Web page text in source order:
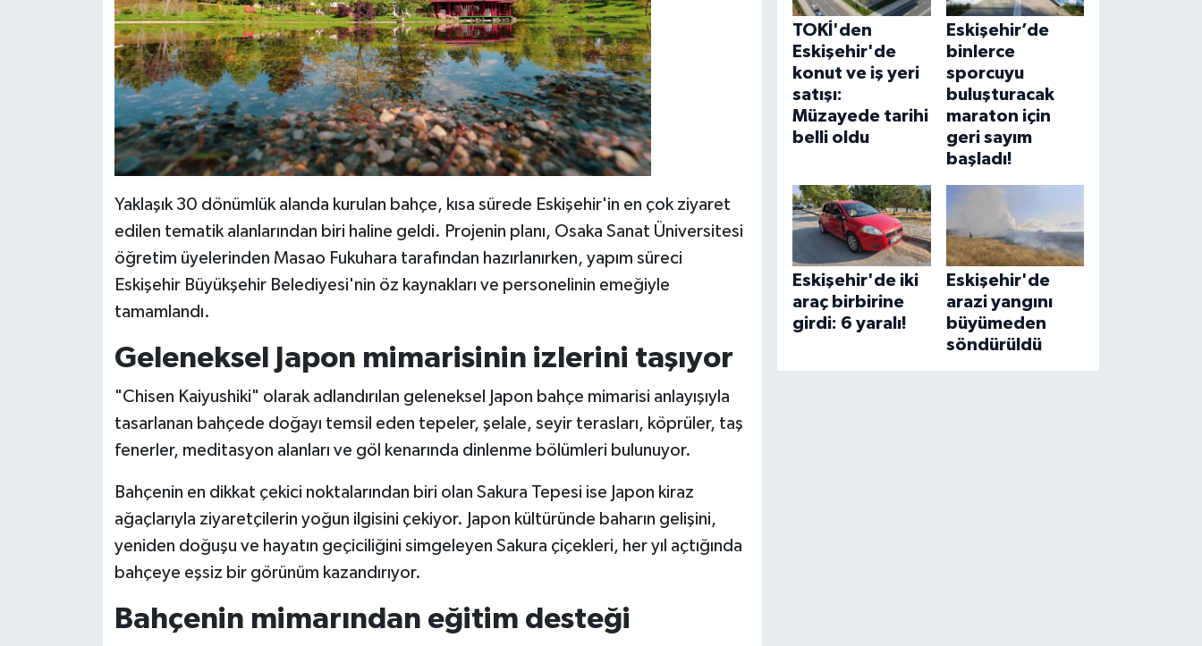
Yaklaşık 30 dönümlük alanda kurulan bahçe, kısa sürede Eskişehir'in en çok ziyaret
edilen tematik alanlarından biri haline geldi. Projenin planı, Osaka Sanat Üniversitesi
öğretim üyelerinden Masao Fukuhara tarafından hazırlanırken, yapım süreci
Eskişehir Büyükşehir Belediyesi'nin öz kaynakları ve personelinin emeğiyle
tamamlandı.
Geleneksel Japon mimarisinin izlerini taşıyor
"Chisen Kaiyushiki" olarak adlandırılan geleneksel Japon bahçe mimarisi anlayışıyla
tasarlanan bahçede doğayı temsil eden tepeler, şelale, seyir terasları, köprüler, taş
fenerler, meditasyon alanları ve göl kenarında dinlenme bölümleri bulunuyor.
Bahçenin en dikkat çekici noktalarından biri olan Sakura Tepesi ise Japon kiraz
ağaçlarıyla ziyaretçilerin yoğun ilgisini çekiyor. Japon kültüründe baharın gelişini,
yeniden doğuşu ve hayatın geçiciliğini simgeleyen Sakura çiçekleri, her yıl açtığında
bahçeye eşsiz bir görünüm kazandırıyor.
Bahçenin mimarından eğitim desteği
TOKİ'den
Eskişehir'de
konut ve iş yeri
satışı:
Müzayede tarihi
belli oldu
Eskişehir’de
binlerce
sporcuyu
buluşturacak
maraton için
geri sayım
başladı!
Eskişehir'de iki
araç birbirine
girdi: 6 yaralı!
Eskişehir'de
arazi yangını
büyümeden
söndürüldü